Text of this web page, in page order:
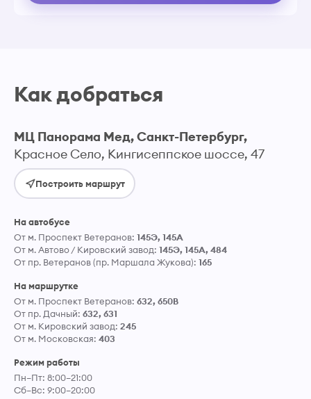
Как добраться
МЦ Панорама Мед, Санкт-Петербург,
Красное Село, Кингисеппское шоссе, 47
Построить маршрут
На автобусе
От м. Проспект Ветеранов: 145Э, 145А
От м. Автово / Кировский завод: 145Э, 145А, 484
От пр. Ветеранов (пр. Маршала Жукова): 165
На маршрутке
От м. Проспект Ветеранов: 632, 650В
От пр. Дачный: 632, 631
От м. Кировский завод: 245
От м. Московская: 403
Режим работы
Пн–Пт: 8:00–21:00
Сб–Вс: 9:00–20:00